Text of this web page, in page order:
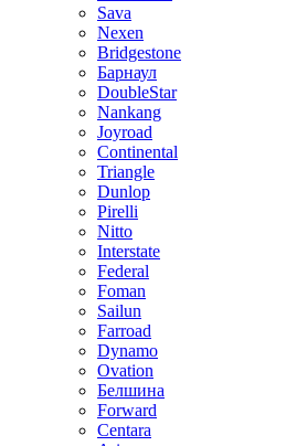
Sava
Nexen
Bridgestone
Барнаул
DoubleStar
Nankang
Joyroad
Continental
Triangle
Dunlop
Pirelli
Nitto
Interstate
Federal
Foman
Sailun
Farroad
Dynamo
Ovation
Белшина
Forward
Centara